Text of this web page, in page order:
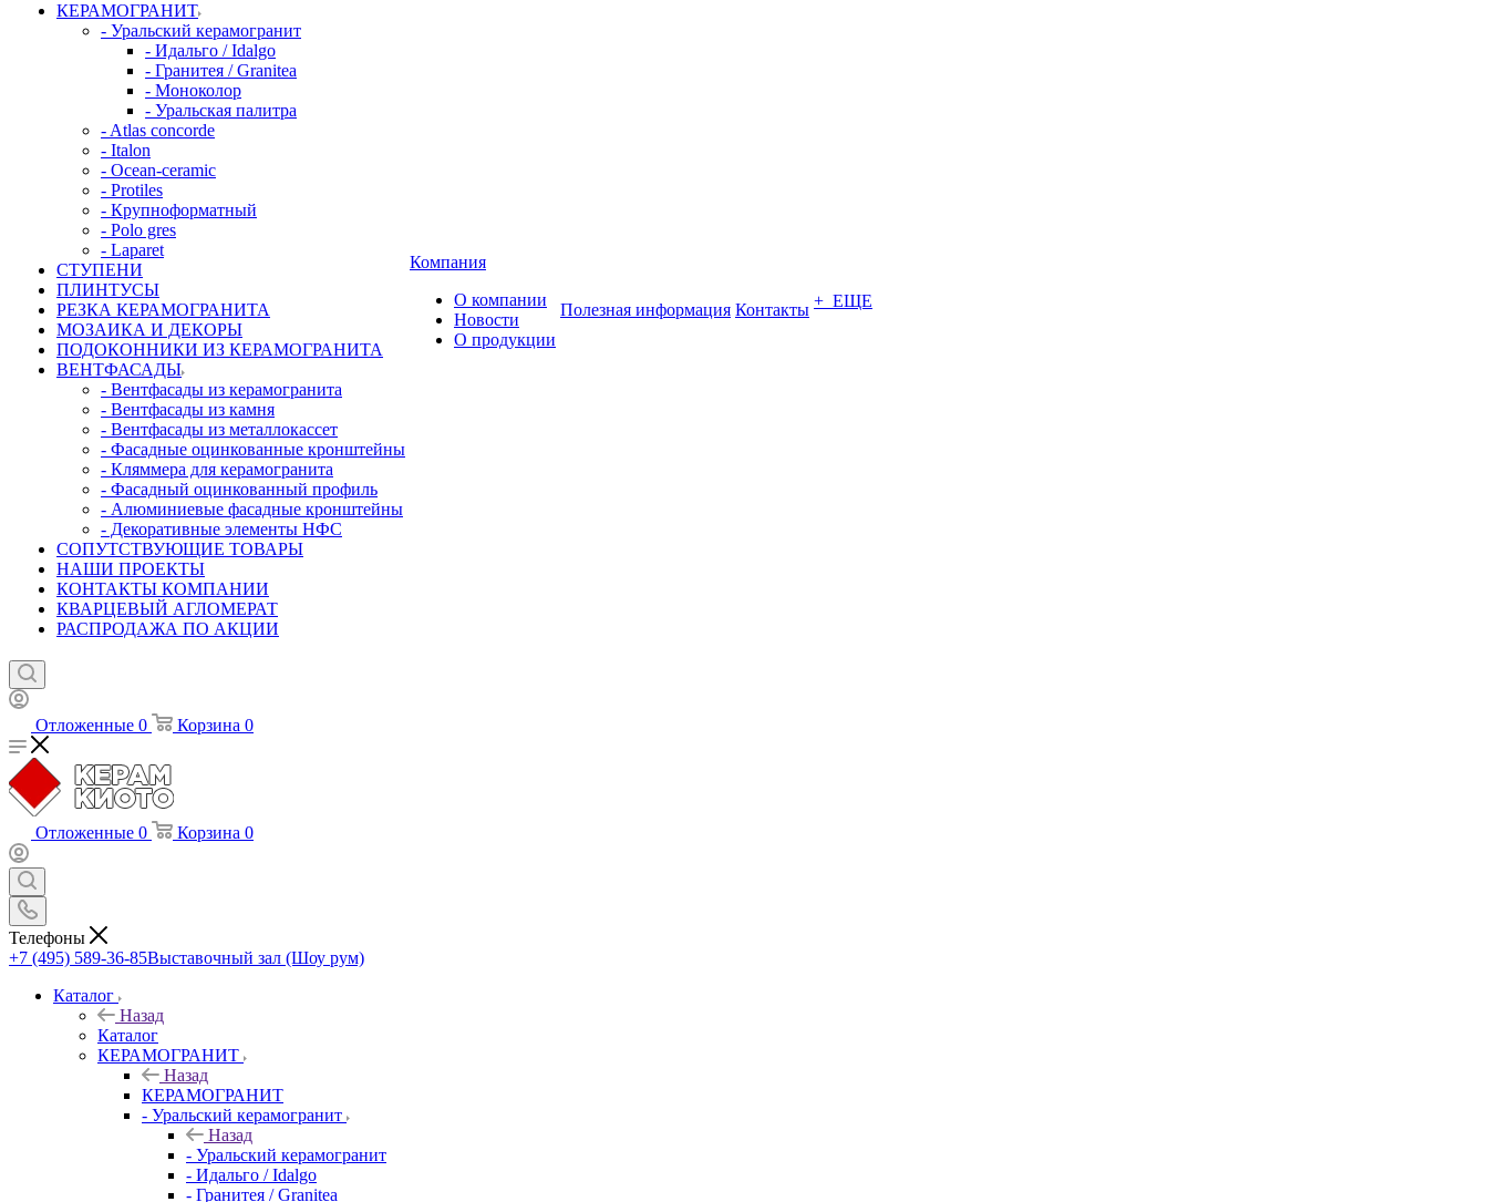
КЕРАМОГРАНИТ
- Уральский керамогранит
- Идальго / Idalgo
- Гранитея / Granitea
- Моноколор
- Уральская палитра
- Atlas concorde
- Italon
- Ocean-ceramic
- Protiles
- Крупноформатный
- Polo gres
- Laparet
СТУПЕНИ
ПЛИНТУСЫ
РЕЗКА КЕРАМОГРАНИТА
МОЗАИКА И ДЕКОРЫ
ПОДОКОННИКИ ИЗ КЕРАМОГРАНИТА
ВЕНТФАСАДЫ
- Вентфасады из керамогранита
- Вентфасады из камня
- Вентфасады из металлокассет
- Фасадные оцинкованные кронштейны
- Кляммера для керамогранита
- Фасадный оцинкованный профиль
- Алюминиевые фасадные кронштейны
- Декоративные элементы НФС
СОПУТСТВУЮЩИЕ ТОВАРЫ
НАШИ ПРОЕКТЫ
КОНТАКТЫ КОМПАНИИ
КВАРЦЕВЫЙ АГЛОМЕРАТ
РАСПРОДАЖА ПО АКЦИИ
Компания
О компании
Новости
О продукции
Полезная информация Контакты + ЕЩЕ
Отложенные 0 Корзина 0
Отложенные 0 Корзина 0
Телефоны
+7 (495) 589-36-85Выставочный зал (Шоу рум)
Каталог
Назад
Каталог
КЕРАМОГРАНИТ
Назад
КЕРАМОГРАНИТ
- Уральский керамогранит
Назад
- Уральский керамогранит
- Идальго / Idalgo
- Гранитея / Granitea